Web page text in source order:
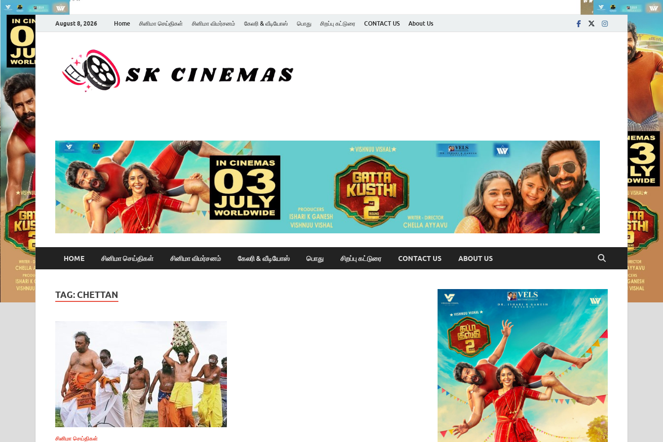
August 8, 2026 Home சினிமா செய்திகள் சினிமா விமர்சனம் கேலரி & வீடியோஸ் பொது சிறப்பு கட்டுரை CONTACT US About Us
HOME சினிமா செய்திகள் சினிமா விமர்சனம் கேலரி & வீடியோஸ் பொது சிறப்பு கட்டுரை CONTACT US ABOUT US
TAG: CHETTAN
சினிமா செய்திகள்